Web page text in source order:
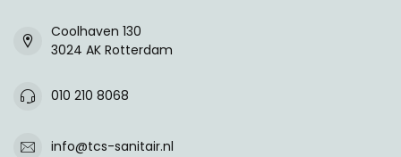
Coolhaven 130
3024 AK Rotterdam
010 210 8068
info@tcs-sanitair.nl